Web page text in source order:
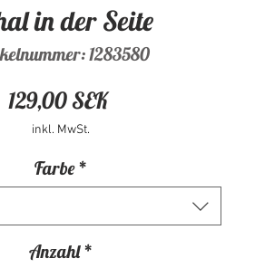
in der Seite
1283580
129,00 SEKPreis
inkl. MwSt.
Farbe *
Anzahl *